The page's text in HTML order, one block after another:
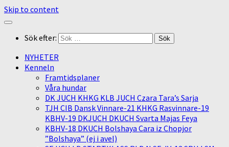
Skip to content
Sök efter:
NYHETER
Kenneln
Framtidsplaner
Våra hundar
DK JUCH KHKG KLB JUCH Czara Tara’s Sarja
TJH CIB Dansk Vinnare-21 KHKG Rasvinnare-19
KBHV-19 DKJUCH DKUCH Svarta Majas Feya
KBHV-18 DKUCH Bolshaya Cara iz Chopjor
”Bolshaya” (ej i avel)